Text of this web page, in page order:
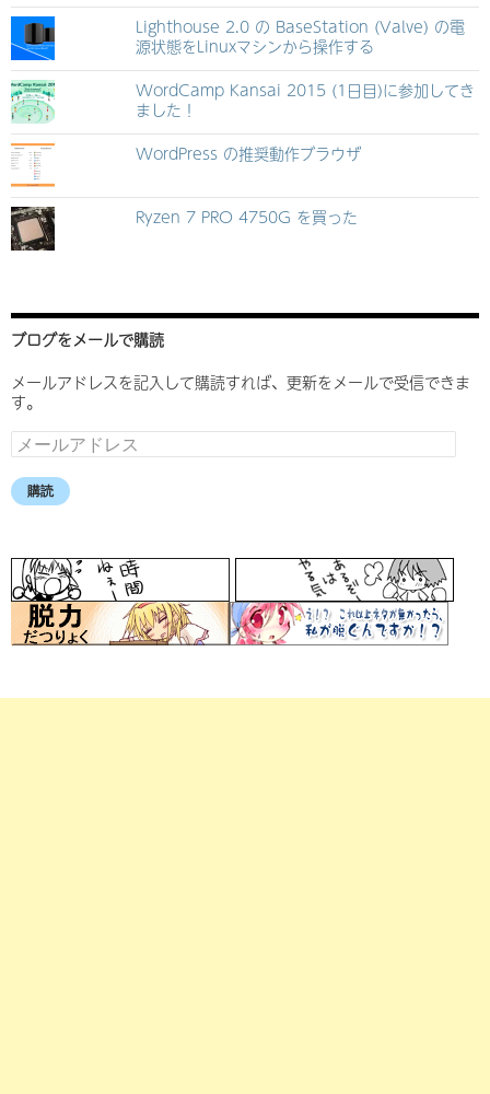
Lighthouse 2.0 の BaseStation (Valve) の電
源状態をLinuxマシンから操作する
WordCamp Kansai 2015 (1日目)に参加してき
ました！
WordPress の推奨動作ブラウザ
Ryzen 7 PRO 4750G を買った
ブログをメールで購読
メールアドレスを記入して購読すれば、更新をメールで受信できま
す。
メ
ー
ル
ア
ス
購読